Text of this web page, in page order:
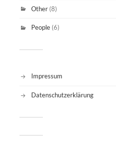
Other (8)
People (6)
Impressum
Datenschutzerklärung